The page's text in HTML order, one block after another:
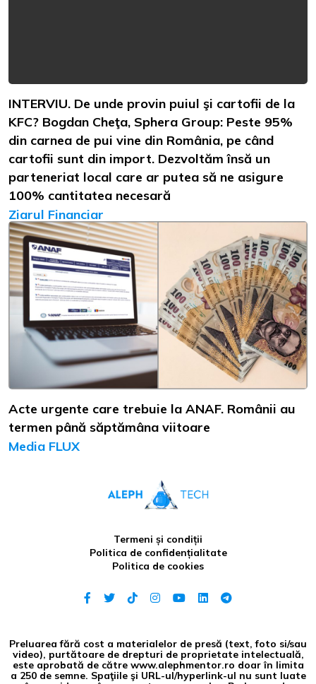
INTERVIU. De unde provin puiul şi cartofii de la
KFC? Bogdan Cheţa, Sphera Group: Peste 95%
din carnea de pui vine din România, pe când
cartofii sunt din import. Dezvoltăm însă un
parteneriat local care ar putea să ne asigure
100% cantitatea necesară
Ziarul Financiar
Acte urgente care trebuie la ANAF. Românii au
termen până săptămâna viitoare
Media FLUX
Termeni și condiții
Politica de confidențialitate
Politica de cookies
Preluarea fără cost a materialelor de presă (text, foto si/sau
video), purtătoare de drepturi de proprietate intelectuală,
este aprobată de către www.alephmentor.ro doar în limita
a 250 de semne. Spaţiile şi URL-ul/hyperlink-ul nu sunt luate